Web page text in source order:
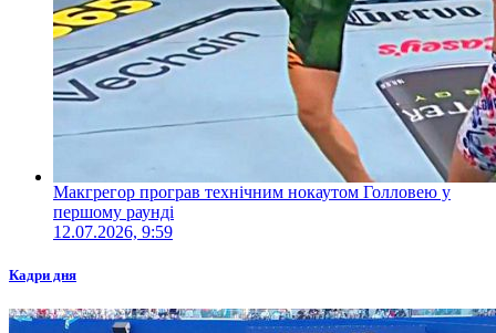
Макгрегор програв технічним нокаутом Голловею у
першому раунді
12.07.2026, 9:59
Кадри дня